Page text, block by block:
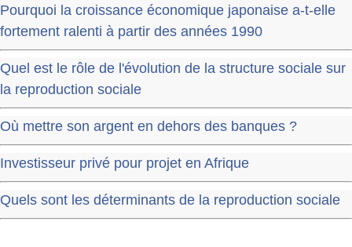
Pourquoi la croissance économique japonaise a-t-elle
fortement ralenti à partir des années 1990
Quel est le rôle de l'évolution de la structure sociale sur
la reproduction sociale
Où mettre son argent en dehors des banques ?
Investisseur privé pour projet en Afrique
Quels sont les déterminants de la reproduction sociale